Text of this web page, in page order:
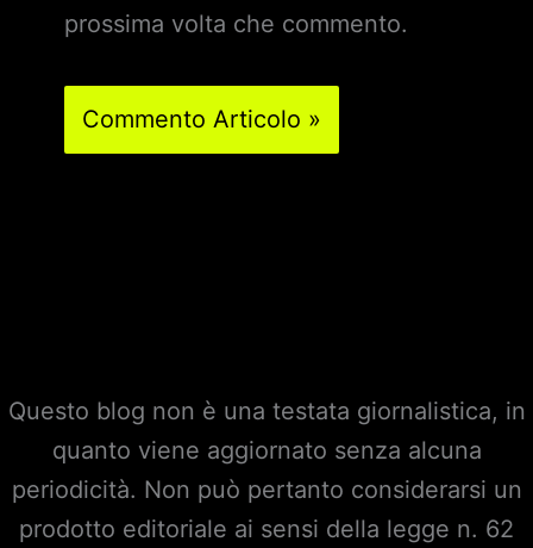
prossima volta che commento.
Questo blog non è una testata giornalistica, in
quanto viene aggiornato senza alcuna
periodicità. Non può pertanto considerarsi un
prodotto editoriale ai sensi della legge n. 62